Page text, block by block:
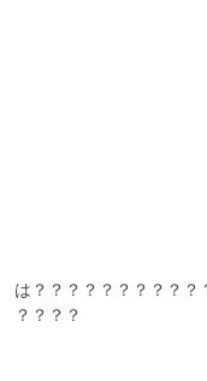
は？？？？？？？？？？
？？？？